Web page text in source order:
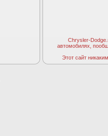
Chrysler-
автомобилях,
Этот сайт